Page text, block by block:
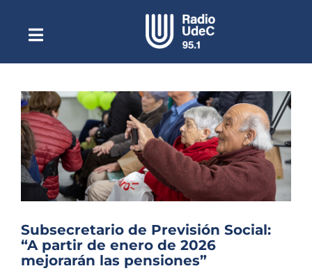
contenidoToggle
NavigationEscuchar Radio UdeC en vivo
Quiénes Somos
Programación
Podcast
Noticias
Columnas
Música Clásica
Subsecretario de Previsión Social:
“A partir de enero de 2026
mejorarán las pensiones”